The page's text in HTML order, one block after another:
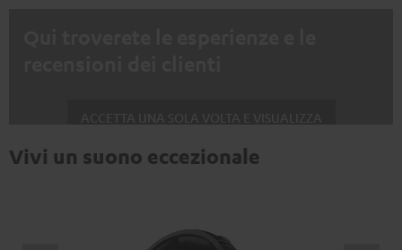
Mostrare sempre i contenuti esterni? Attivalo nelle impostazioni privacy
semplice clic. Facendo clic sul contenuto, l'utente
Vivi un suono eccezionale